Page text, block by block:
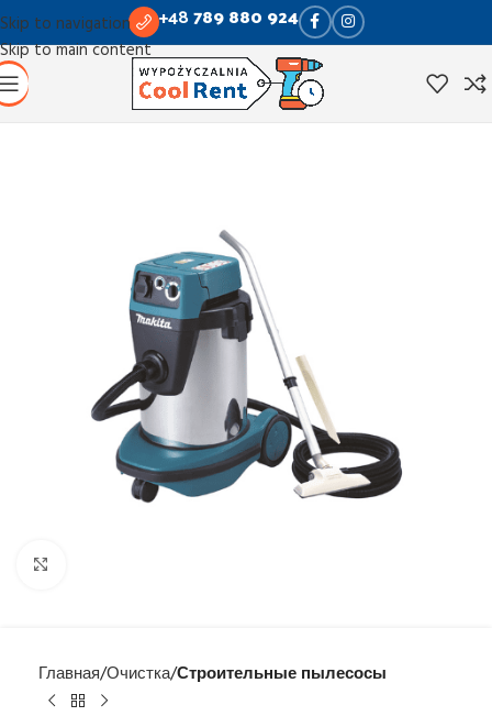
Skip to navigation
Skip to main content
+48789 880 924
Главная Очистка Строительные пылесосы